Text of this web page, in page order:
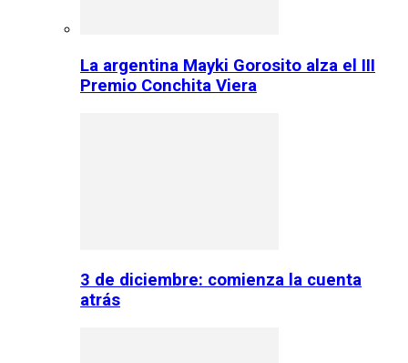
La argentina Mayki Gorosito alza el III
Premio Conchita Viera
3 de diciembre: comienza la cuenta
atrás